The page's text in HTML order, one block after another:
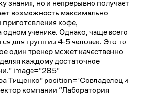
знания, но и непрерывно получает
возможность максимально
приготовления кофе,
одном ученике. Однако, чаще всего
для групп из 4-5 человек. Это то
один тренер может качественно
каждому достаточное
image="285"
Тищенко" position="Совладелец и
компании “Лаборатория